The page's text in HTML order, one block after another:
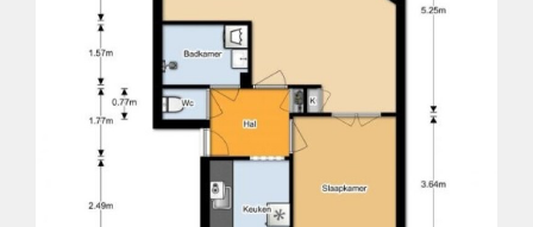
Inkomen eis
Huurtermijn
Onbepaalde termijn
Oplevering